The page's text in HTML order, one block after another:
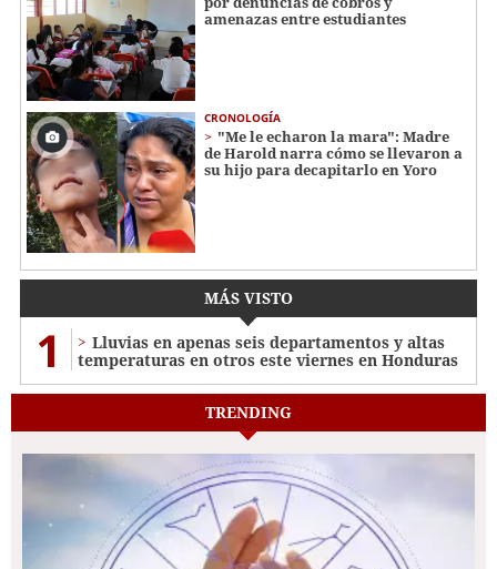
amenazas entre estudiantes
CRONOLOGÍA
"Me le echaron la mara": Madre
de Harold narra cómo se llevaron a
su hijo para decapitarlo en Yoro
MÁS VISTO
1
Lluvias en apenas seis departamentos y altas
temperaturas en otros este viernes en Honduras
TRENDING